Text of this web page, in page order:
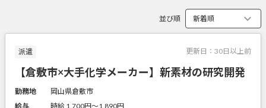
並び順
派遣 更新日： 30日以上前
【倉敷市×大手化学メーカー】新素材の研究開発
勤務地
岡山県倉敷市
給与
時給 1,700円〜1,890円